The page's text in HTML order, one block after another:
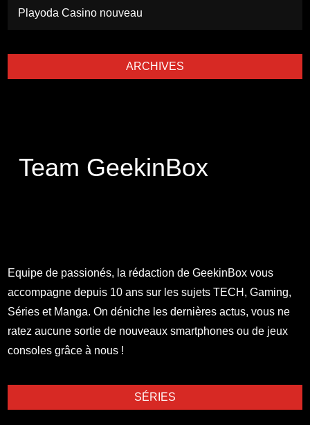
Playoda Casino nouveau
ARCHIVES
Team GeekinBox
Equipe de passionés, la rédaction de GeekinBox vous
accompagne depuis 10 ans sur les sujets TECH, Gaming,
Séries et Manga. On déniche les dernières actus, vous ne
ratez aucune sortie de nouveaux smartphones ou de jeux
consoles grâce à nous !
SÉRIES